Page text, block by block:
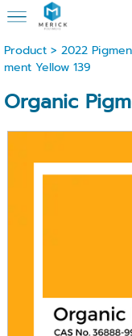
Product> 2022
ment Yellow 139
Organic